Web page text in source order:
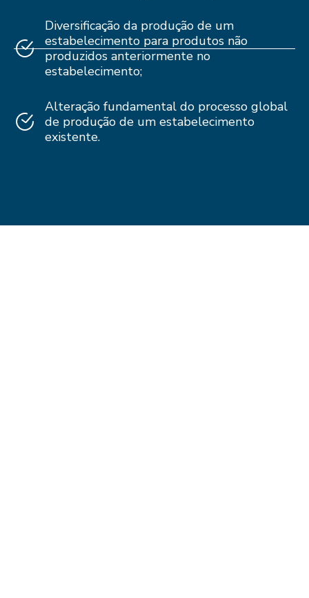
Diversificação da produção de um
estabelecimento para produtos não
produzidos anteriormente no
estabelecimento;
Alteração fundamental do processo global
de produção de um estabelecimento
existente.